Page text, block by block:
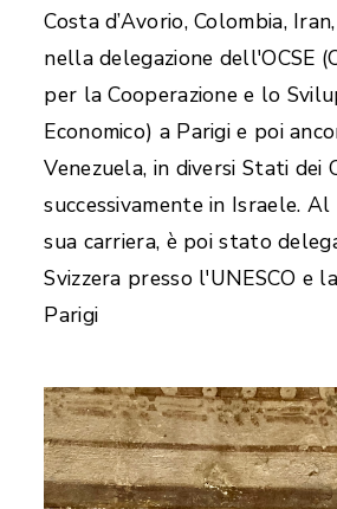
Costa d’Avorio, Colombia,
nella delegazione dell'OCSE
per la Cooperazione e lo
Economico) a Parigi e poi
Venezuela, in diversi Stati dei
successivamente in Israele.
sua carriera, è poi stato
Svizzera presso l'UNESCO e
Parigi